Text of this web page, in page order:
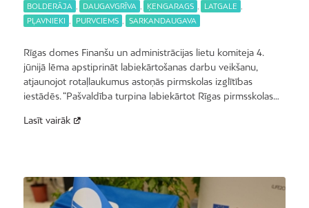
BOLDERĀJA DAUGAVGRĪVA ĶENGARAGS LATGALE
PĻAVNIEKI
PURVCIEMS SARKANDAUGAVA
Rīgas domes Finanšu un administrācijas lietu komiteja 4.
jūnijā lēma apstiprināt labiekārtošanas darbu veikšanu,
atjaunojot rotaļlaukumus astoņās pirmskolas izglītības
iestādēs. “Pašvaldība turpina labiekārtot Rīgas pirmsskolas…
Lasīt vairāk